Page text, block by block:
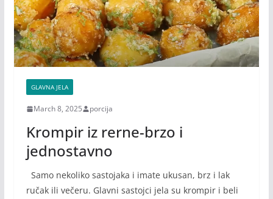
GLAVNA JELA
March 8, 2025 porcija
Krompir iz rerne-brzo i
jednostavno
Samo nekoliko sastojaka i imate ukusan, brz i lak
ručak ili večeru. Glavni sastojci jela su krompir i beli